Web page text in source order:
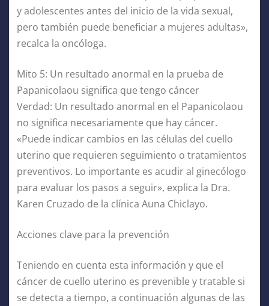
y adolescentes antes del inicio de la vida sexual,
pero también puede beneficiar a mujeres adultas»,
recalca la oncóloga.
Mito 5: Un resultado anormal en la prueba de
Papanicolaou significa que tengo cáncer
Verdad: Un resultado anormal en el Papanicolaou
no significa necesariamente que hay cáncer.
«Puede indicar cambios en las células del cuello
uterino que requieren seguimiento o tratamientos
preventivos. Lo importante es acudir al ginecólogo
para evaluar los pasos a seguir», explica la Dra.
Karen Cruzado de la clínica Auna Chiclayo.
Acciones clave para la prevención
Teniendo en cuenta esta información y que el
cáncer de cuello uterino es prevenible y tratable si
se detecta a tiempo, a continuación algunas de las